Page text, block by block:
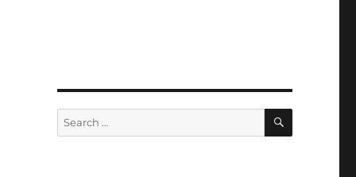
Search
for:
SEARCH